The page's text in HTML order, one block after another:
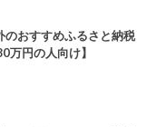
のおすすめふるさと納税
万円の人向け】